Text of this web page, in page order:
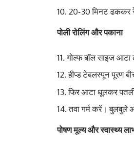
20-30 मिनट ढककर
पोली रोलिंग और पकाना
गोल्फ बॉल साइज
हीप्ड टेबलस्पून पूरण
फिर आटा धूलकर
तवा गर्म करें। बुलबुले
पोषण मूल्य और स्वास्थ्य